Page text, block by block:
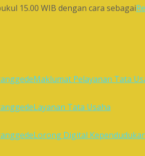
15.00 WIB dengan cara sebagai
Maklumat Pelayanan Tata
Layanan Tata Usaha
Lorong Digital